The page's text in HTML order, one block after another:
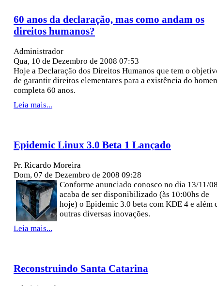
60 anos da declaração, mas como andam os
direitos humanos?
Administrador
Qua, 10 de Dezembro de 2008 07:53
Hoje a Declaração dos Direitos Humanos que tem o
de garantir direitos elementares para a existência do
completa 60 anos.
Leia mais...
Epidemic Linux 3.0 Beta 1 Lançado
Pr. Ricardo Moreira
Dom, 07 de Dezembro de 2008 09:28
Conforme anunciado conosco no dia 13/11/
acaba de ser disponibilizado (às 10:00hs de
hoje) o Epidemic 3.0 beta com KDE 4 e além
outras diversas inovações.
Leia mais...
Reconstruindo Santa Catarina